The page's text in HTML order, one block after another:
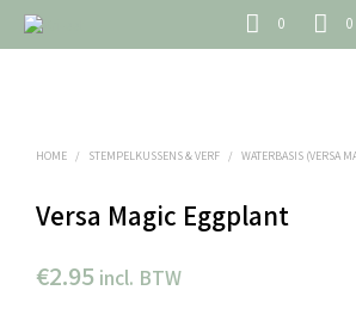
0 0
HOME / STEMPELKUSSENS & VERF / WATERBASIS (VERSA
Versa Magic Eggplant
€2.95 incl. BTW